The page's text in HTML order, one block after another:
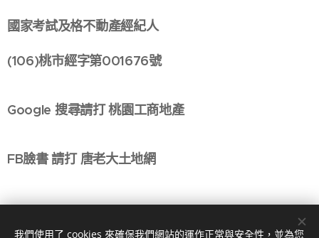
國家考試及格不動產經紀人
(106)桃市經字第001676號
Google 搜尋請打 桃園工商地產
FB臉書 請打 唐老大土地網
我們使用了 cookies 來確保我們網站的運作正常與安全性，並為您